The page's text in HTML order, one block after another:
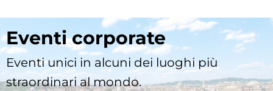
Eventi corporate
Eventi unici in alcuni dei luoghi più
straordinari al mondo.